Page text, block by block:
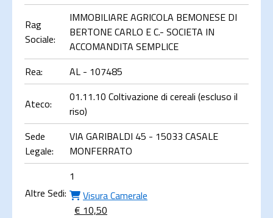
Rag
Sociale:
IMMOBILIARE AGRICOLA BEMONESE DI
BERTONE CARLO E C.- SOCIETA IN
ACCOMANDITA SEMPLICE
Rea:
AL - 107485
Ateco:
01.11.10 Coltivazione di cereali (escluso il
riso)
Sede
Legale:
VIA GARIBALDI 45 - 15033 CASALE
MONFERRATO
Altre Sedi:
1
Visura Camerale
€ 10,50